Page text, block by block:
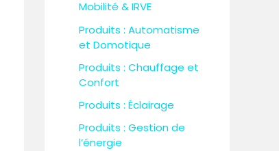
Mobilité & IRVE
Produits : Automatisme
et Domotique
Produits : Chauffage et
Confort
Produits : Éclairage
Produits : Gestion de
l’énergie